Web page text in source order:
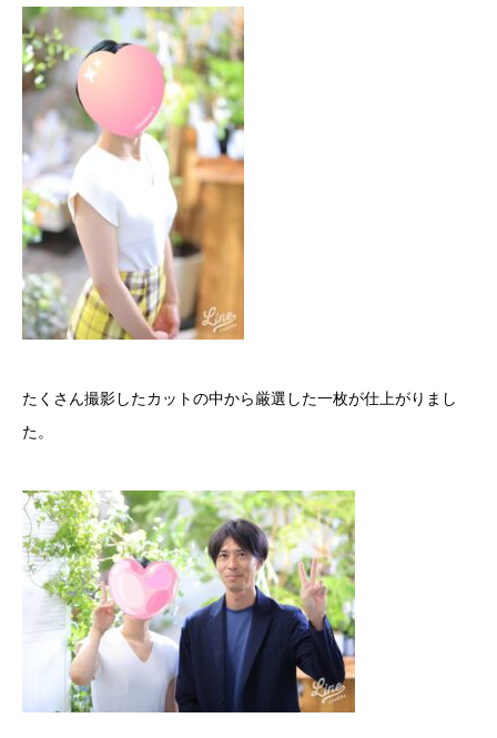
たくさん撮影したカットの中から厳選した一枚が仕上がりまし
た。